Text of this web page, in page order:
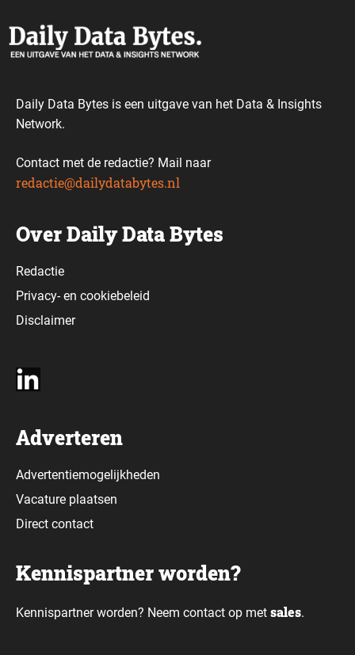
Daily Data Bytes is een uitgave van het Data & Insights
Network.
Contact met de redactie? Mail naar
redactie@dailydatabytes.nl
Over Daily Data Bytes
Redactie
Privacy-en cookiebeleid
Disclaimer
Adverteren
Advertentiemogelijkheden
Vacature plaatsen
Direct contact
Kennispartner worden?
Kennispartner worden? Neem contact op met sales.